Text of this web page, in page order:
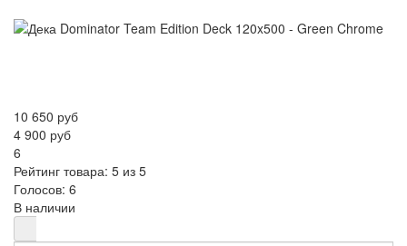
10 650 руб
4 900 руб
6
Рейтинг товара: 5 из 5
Голосов: 6
В наличии